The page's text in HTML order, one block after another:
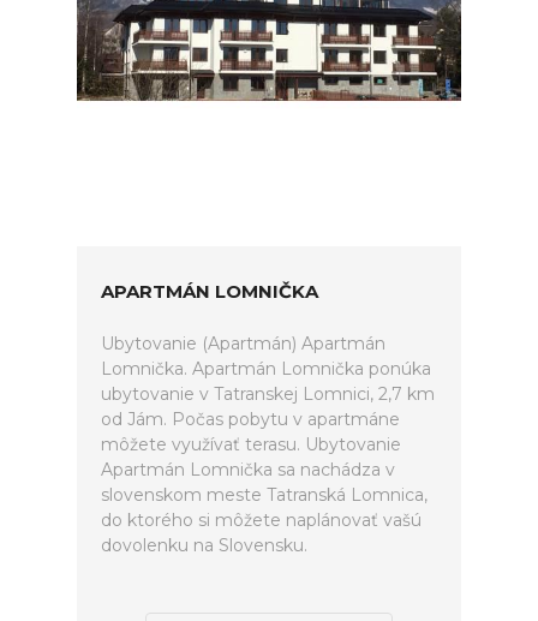
APARTMÁN LOMNIČKA
Ubytovanie (Apartmán) Apartmán
Lomnička. Apartmán Lomnička ponúka
ubytovanie v Tatranskej Lomnici, 2,7 km
od Jám. Počas pobytu v apartmáne
môžete využívať terasu. Ubytovanie
Apartmán Lomnička sa nachádza v
slovenskom meste Tatranská Lomnica,
do ktorého si môžete naplánovať vašú
dovolenku na Slovensku.